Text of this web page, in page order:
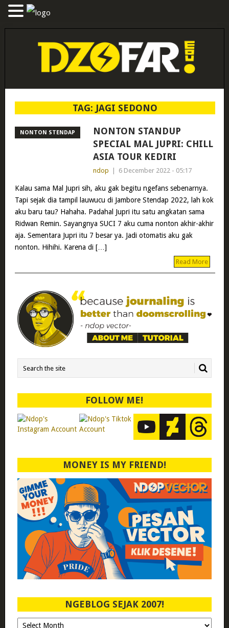
TAG: JAGI SEDONO
NONTON STENDAP
NONTON STANDUP
SPECIAL MAL JUPRI: CHILL
ASIA TOUR KEDIRI
ndop 6 December 2022 - 05:17
Kalau sama Mal Jupri sih, aku gak begitu ngefans sebenarnya.
Tapi sejak dia tampil lauwucu di Jambore Stendap 2022, lah kok
aku baru tau? Hahaha. Padahal Jupri itu satu angkatan sama
Ridwan Remin. Sayangnya SUCI 7 aku cuma nonton akhir-akhir
aja. Sementara Jupri itu 7 besar ya. Jadi otomatis aku gak
nonton. Hihihi. Karena di […]
Read More
FOLLOW ME!
MONEY IS MY FRIEND!
NGEBLOG SEJAK 2007!
Ngeblog